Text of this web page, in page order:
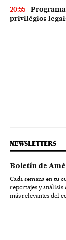
20:55
privilégios
NEWSLETTERS
Boletín de
Cada semana en tu
reportajes y análisis
más relevantes del